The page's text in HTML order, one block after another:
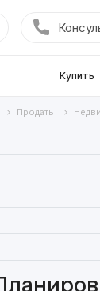
Купить
Продать